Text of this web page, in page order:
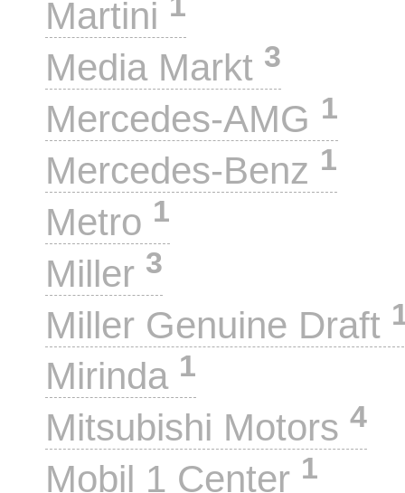
Martini
Media Markt 3
Mercedes-AMG 1
Mercedes-Benz 1
Metro 1
Miller 3
Miller Genuine Draft
Mirinda 1
Mitsubishi Motors 4
Mobil 1 Center 1